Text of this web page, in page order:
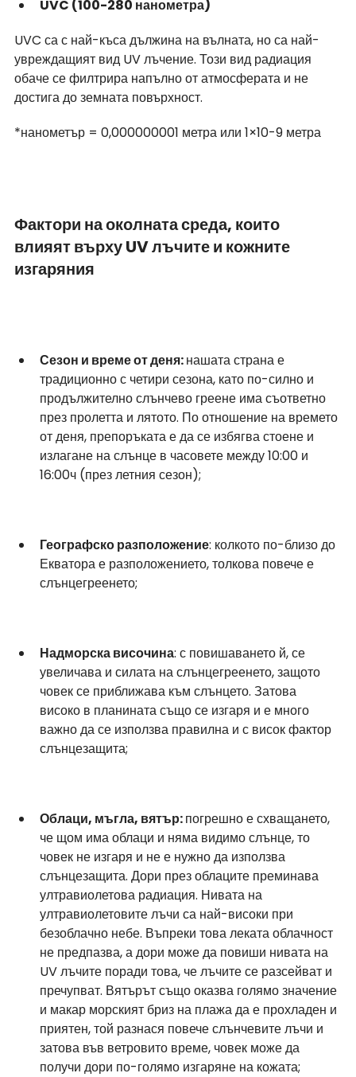
UVC (100-280 нанометра)
UVC са с най-къса дължина на вълната, но са най-
увреждащият вид UV лъчение. Този вид радиация
обаче се филтрира напълно от атмосферата и не
достига до земната повърхност.
*нанометър = 0,000000001 метра или 1×10-9 метра
Фактори на околната среда, които
влияят върху UV лъчите и кожните
изгаряния
Сезон и време от деня: нашата страна е
традиционно с четири сезона, като по-силно и
продължително слънчево греене има съответно
през пролетта и лятото. По отношение на времето
от деня, препоръката е да се избягва стоене и
излагане на слънце в часовете между 10:00 и
16:00ч (през летния сезон);
Географско разположение: колкото по-близо до
Екватора е разположението, толкова повече е
слънцегреенето;
Надморска височина: с повишаването й, се
увеличава и силата на слънцегреенето, защото
човек се приближава към слънцето. Затова
високо в планината също се изгаря и е много
важно да се използва правилна и с висок фактор
слънцезащита;
Облаци, мъгла, вятър: погрешно е схващането,
че щом има облаци и няма видимо слънце, то
човек не изгаря и не е нужно да използва
слънцезащита. Дори през облаците преминава
ултравиолетова радиация. Нивата на
ултравиолетовите лъчи са най-високи при
безоблачно небе. Въпреки това леката облачност
не предпазва, а дори може да повиши нивата на
UV лъчите поради това, че лъчите се разсейват и
пречупват. Вятърът също оказва голямо значение
и макар морският бриз на плажа да е прохладен и
приятен, той разнася повече слънчевите лъчи и
затова във ветровито време, човек може да
получи дори по-голямо изгаряне на кожата;